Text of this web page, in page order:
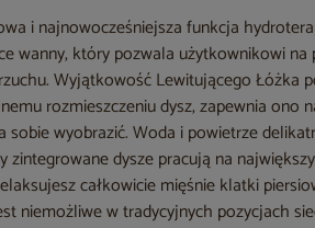
i najnowocześniejsza funkcja
wanny, który pozwala użytkownikowi na
Wyjątkowość Lewitującego Łóżka
rozmieszczeniu dysz, zapewnia
sobie wyobrazić. Woda i powietrze
zintegrowane dysze pracują na
całkowicie mięśnie klatki
niemożliwe w tradycyjnych pozycjach